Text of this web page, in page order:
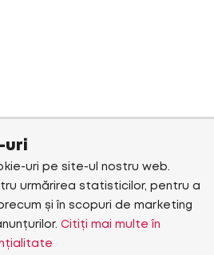
uri
uri pe site-ul nostru web.
urmărirea statisticilor, pentru a
și în scopuri de marketing
Citiți mai multe în